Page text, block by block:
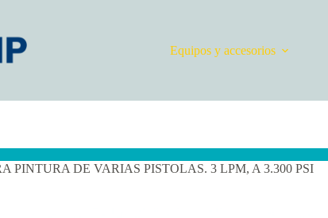
Equipos y accesorios
PINTURA DE VARIAS PISTOLAS. 3 LPM, A 3.300 PSI